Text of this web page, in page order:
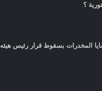
؟
المخدرات بسقوط قرار رئيس هيئه